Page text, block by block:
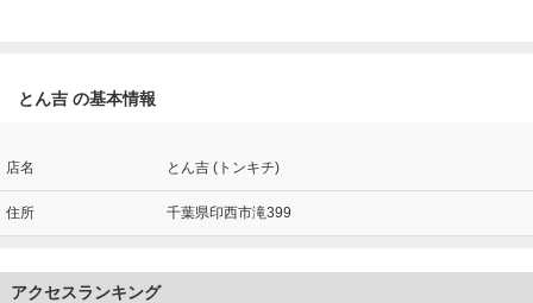
とん吉 の基本情報
店名 とん吉 (トンキチ)
住所 千葉県印西市滝399
アクセスランキング